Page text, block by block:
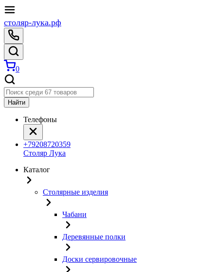
столяр-лука.рф
0
Найти
Телефоны
+79208720359
Столяр Лука
Каталог
Столярные изделия
Чабани
Деревянные полки
Доски сервировочные